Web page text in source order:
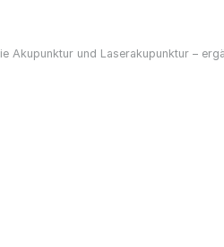
Akupunktur und Laserakupunktur –